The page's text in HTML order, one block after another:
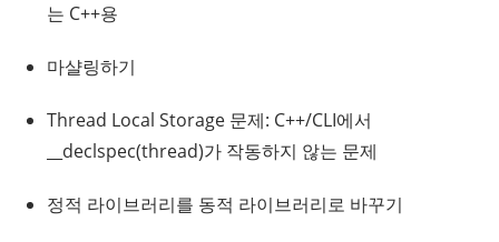
는 C++용
마샬링하기
Thread Local Storage 문제: C++/CLI에서
__declspec(thread)가 작동하지 않는 문제
정적 라이브러리를 동적 라이브러리로 바꾸기